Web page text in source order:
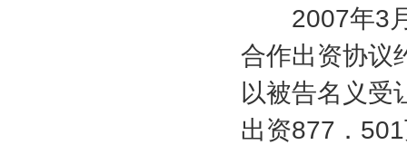
2007年3
合作出资协议
以被告名义受
出资877 ． 501